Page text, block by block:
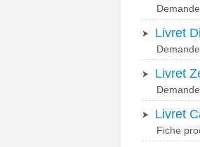
Livret
Livret
Livret
Fiche